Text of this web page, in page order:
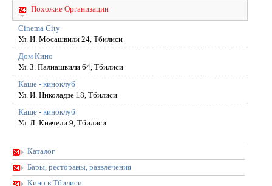
Похожие Организации
Cinema City
Ул. И. Мосашвили 24, Тбилиси
Дом Кино
Ул. З. Палиашвили 64, Тбилиси
Каше - киноклуб
Ул. И. Hиколадзе 18, Тбилиси
Каше - киноклуб
Ул. Л. Киачели 9, Тбилиси
Каталог
Бары, рестораны, развлечения
Кино в Тбилиси